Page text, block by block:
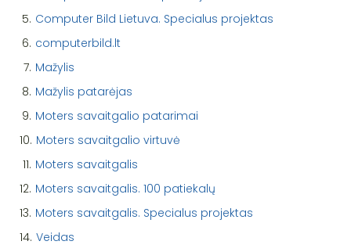
5. Computer Bild Lietuva. Specialus projektas
6. computerbild.lt
7. Mažylis
8. Mažylis patarėjas
9. Moters savaitgalio patarimai
10. Moters savaitgalio virtuvė
11. Moters savaitgalis
12. Moters savaitgalis. 100 patiekalų
13. Moters savaitgalis. Specialus projektas
14. Veidas